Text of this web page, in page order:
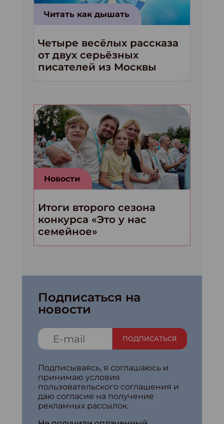
Читать как дышать
Четыре весёлых рассказа
от двух серьёзных
писателей из Москвы
Новости
Итоги второго сезона
конкурса «Это у нас
семейное»
Подписаться на
новости
ПОДПИСАТЬСЯ
Подписываясь, я соглашаюсь и
принимаю условия
пользовательского соглашения и
даю согласие на получение
рекламных рассылок.